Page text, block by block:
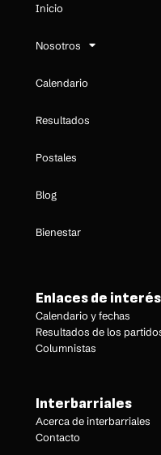
Inicio
Nosotros
Calendario
Resultados
Postales
Blog
Bienestar
Enlaces de interés
Calendario y fechas
Resultados de los
Columnistas
Interbarriales
Acerca de interbarriales
Contacto